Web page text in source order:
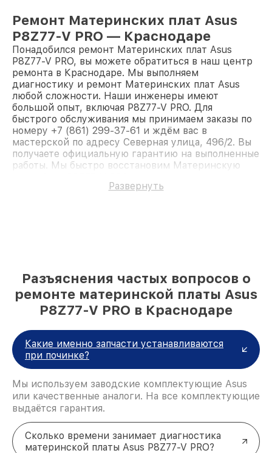
Ремонт Материнских плат Asus
P8Z77-V PRO — Краснодаре
Понадобился ремонт Материнских плат Asus
P8Z77-V PRO, вы можете обратиться в наш центр
ремонта в Краснодаре. Мы выполняем
диагностику и ремонт Материнских плат Asus
любой сложности. Наши инженеры имеют
большой опыт, включая P8Z77-V PRO. Для
быстрого обслуживания мы принимаем заказы по
номеру +7 (861) 299-37-61 и ждём вас в
мастерской по адресу Северная улица, 496/2. Вы
получаете официальную гарантию на выполненные
работы. Мы быстро восстановим Материнскую
Развернуть
Разъяснения частых вопросов о
ремонте материнской платы Asus
P8Z77-V PRO в Краснодаре
Какие именно запчасти устанавливаются
при починке?
Мы используем заводские комплектующие Asus
или качественные аналоги. На все комплектующие
выдаётся гарантия.
Сколько времени занимает диагностика
материнской платы Asus P8Z77-V PRO?